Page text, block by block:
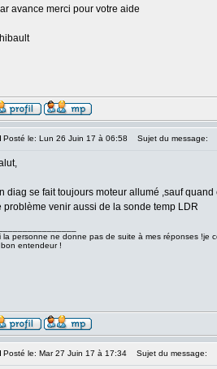
avance merci pour votre aide
Posté le: Lun 26 Juin 17 à 06:58 Sujet du message:
diag se fait toujours moteur allumé ,sauf
problème venir aussi de la sonde temp LDR
la personne ne donne pas de suite à mes réponses !je
bon entendeur !
Posté le: Mar 27 Juin 17 à 17:34 Sujet du message: